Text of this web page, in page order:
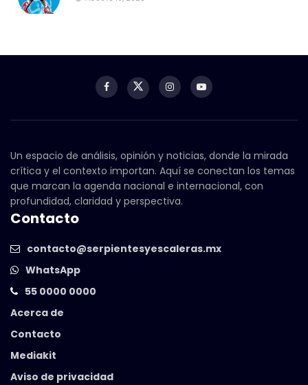
Un espacio de análisis, opinión y noticias, donde la mirada
crítica y el contexto importan. Aquí se conectan los temas
que marcan la agenda nacional e internacional, con
profundidad, claridad y perspectiva.
Contacto
contacto@serpientesyescaleras.mx
WhatsApp
55 0000 0000
Acerca de
Contacto
Mediakit
Aviso de privacidad